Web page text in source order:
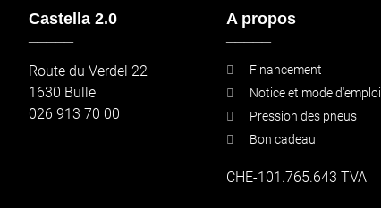
Castella 2.0
Route du Verdel 22
1630 Bulle
026 913 70 00
A propos
Financement
Notice et mode d'emploi
Pression des pneus
Bon cadeau
CHE-101.765.643 TVA